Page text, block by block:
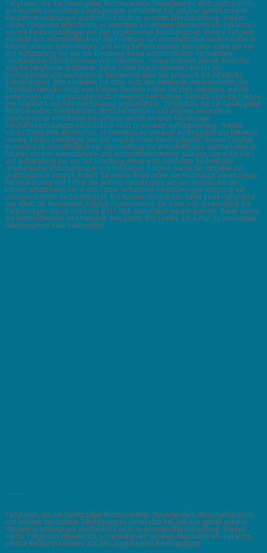
Tätigkeiten, die der Gesetzgeber Rechtsanwälten, Steuerberatern, Wirtschaftsprüfern
und anderen besonderen Berufsgruppen vorbehalten hat, gehören gemäß unseren
Mandatsvereinbarungen ausdrücklich nicht zu unserem Mandatsumfang. Werden
solche Tätigkeiten erforderlich, so vermitteln wir unserem Mandanten uns bekannte,
seriöse Beratungskollegen aus den zugelassenen Berufsgruppen. Unsere Tätigkeit
erstreckt sich ausschließlich auf die Ermittlung von wirtschaftlichen Sachverhalten im
Rahmen unseres unternehmens- und wirtschaftsberatenden Mandates sowie die Vor-
und Aufbereitung der aus der Ermittlung dieser wirtschaftlichen Sachverhalte
resultierenden Entscheidungen und Unterlagen. Unsere Ratgeber weisen Ihnen den
Weg bei beruflichen Problemen. Daher haben praxisrelevante Fälle für Sie
herausgesucht und exemplarisch beantwortet ohne den Anspruch auf inhaltliche
Vollständigkeit. Bitte bedenken Sie, dass nicht alle denkbaren Besonderheiten des
Einzelfalls berücksichtigt sein können. Deshalb sollten Sie stets überlegen, welche
Änderungen und Ergänzungen noch notwendig sein können. Deshalb kann die Lektüre
des Ratgebers und soll eine Beratung nicht ersetzen. Tätigkeiten, die der Gesetzgeber
Rechtsanwälten, Steuerberatern, Wirtschaftsprüfern und anderen besonderen
Berufsgruppen vorbehalten hat, gehören gemäß unseren Allgemeinen
Geschäftsbedingungen ausdrücklich nicht zu unserem Auftragsumfang. Werden
solche Tätigkeiten erforderlich, so vermitteln wir unserem Auftraggeber uns bekannte,
seriöse Beratungskollegen aus den zugelassenen Berufsgruppen. Unsere Tätigkeit
erstreckt sich ausschließlich auf die Ermittlung von wirtschaftlichen Sachverhalten im
Rahmen unseres unternehmens- und wirtschaftsberatenden Auftrags sowie die Vor-
und Aufbereitung der aus der Ermittlung dieser wirtschaftlichen Sachverhalte
resultierenden Entscheidungen und Unterlagen. Folglich wurde der Ratgeber mit
größtmöglicher Sorgfalt erstellt. Da jedoch Änderungen der Rechtslage, abweichende
Rechtsansichten und Fehler der Autoren niemals ganz ausgeschlossen werden
können, erhebt keine der in den Texten enthaltenen Formulierungen Anspruch auf
uneingeschränkte Rechtsgültigkeit. Die Autoren übernehmen daher keine Haftung für
den Inhalt der Muster­texte. Folglich distanziertsich der Autor sich ausdrücklich von
Textpassagen, die im Sinne des §111 StGB interpretiert werden könnten. Daher dienen
die entsprechenden Informationen dem Schutz des Lesers. Ein Aufruf zu unerlaubten
Handlungen ist nicht beabsichtigt.
Tätigkeiten, die der Gesetzgeber Rechtsanwälten, Steuerberatern, Wirtschaftsprüfern
und anderen besonderen Berufsgruppen vorbehalten hat, gehören gemäß unseren
Mandatsvereinbarungen ausdrücklich nicht zu unserem Mandatsumfang. Werden
solche Tätigkeiten erforderlich, so vermitteln wir unserem Mandanten uns bekannte,
seriöse Beratungskollegen aus den zugelassenen Berufsgruppen.